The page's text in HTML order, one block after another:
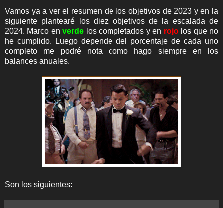
Vamos ya a ver el resumen de los objetivos de 2023 y en la
siguiente plantearé los diez objetivos de la escalada de
2024. Marco enverde los completados y en rojolos que no
he cumplido. Luego depende del porcentaje de cada uno
completo me podré nota como hago siempre en los
balances anuales.
Son los siguientes: